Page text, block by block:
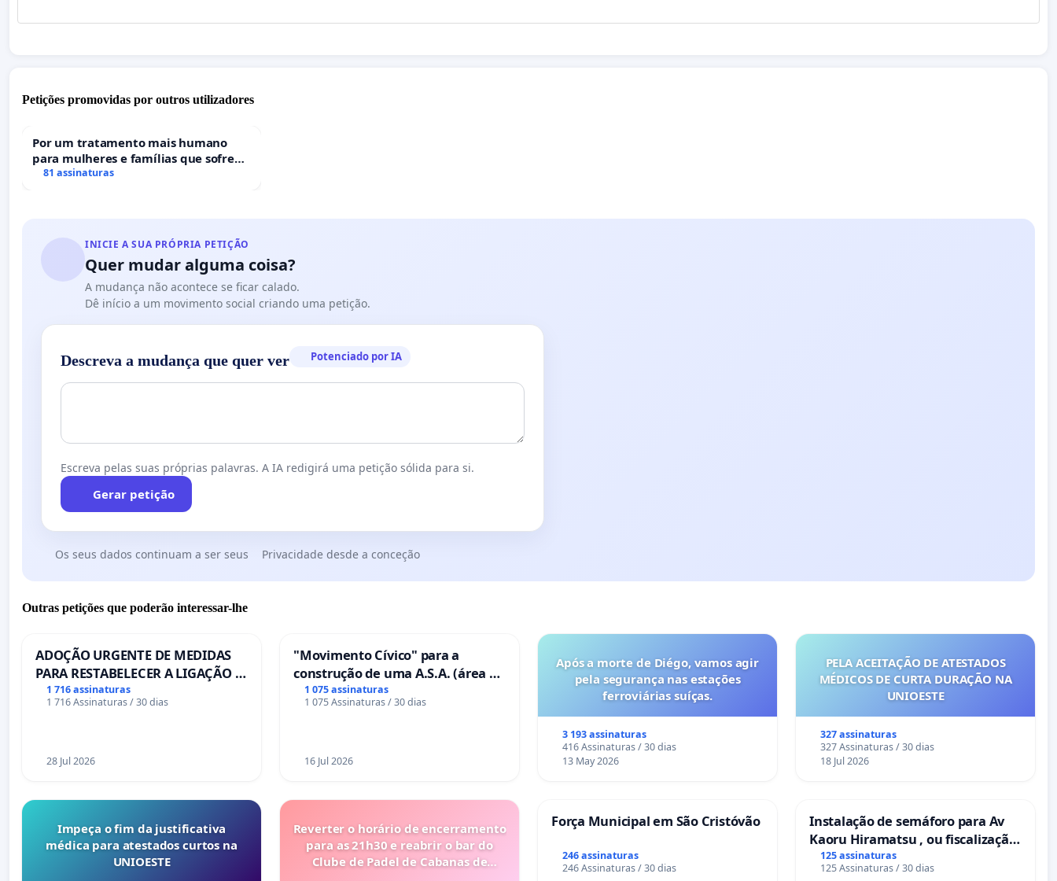
Petições promovidas por outros utilizadores
Por um tratamento mais humano
para mulheres e famílias que sofrem
uma perda gestacional nos hospitais
81 assinaturas
INICIE A SUA PRÓPRIA PETIÇÃO
Quer mudar alguma coisa?
A mudança não acontece se ficar calado.
Dê início a um movimento social criando uma petição.
Descreva a mudança que quer ver Potenciado por IA
Escreva pelas suas próprias palavras. A IA redigirá uma petição sólida para si.
Gerar petição
Os seus dados continuam a ser seus Privacidade desde a conceção
Outras petições que poderão interessar-lhe
ADOÇÃO URGENTE DE MEDIDAS
PARA RESTABELECER A LIGAÇÃO -
PONTE RS-129
1 716 assinaturas
1 716 Assinaturas / 30 dias
28 Jul 2026
"Movimento Cívico" para a
construção de uma A.S.A. (área de
serviços para autocaravanas) em
Coimbra
1 075 assinaturas
1 075 Assinaturas / 30 dias
16 Jul 2026
Após a morte de Diégo, vamos agir
pela segurança nas estações
ferroviárias suíças.
3 193 assinaturas
416 Assinaturas / 30 dias
13 May 2026
PELA ACEITAÇÃO DE ATESTADOS
MÉDICOS DE CURTA DURAÇÃO NA
UNIOESTE
327 assinaturas
327 Assinaturas / 30 dias
18 Jul 2026
Impeça o fim da justificativa
médica para atestados curtos na
UNIOESTE
Reverter o horário de encerramento
para as 21h30 e reabrir o bar do
Clube de Padel de Cabanas de
Força Municipal em São Cristóvão
246 assinaturas
246 Assinaturas / 30 dias
Instalação de semáforo para Av
Kaoru Hiramatsu , ou fiscalização
Eletrônica
125 assinaturas
125 Assinaturas / 30 dias